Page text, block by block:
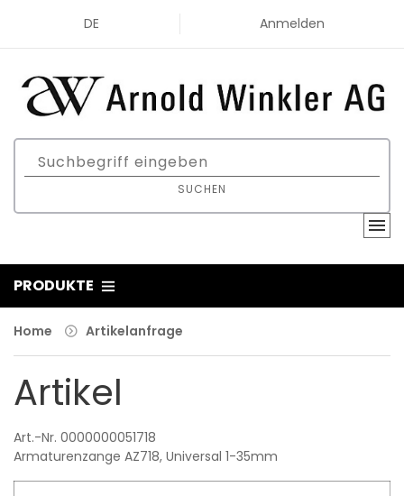
DE Anmelden
SUCHEN
PRODUKTE
Home Artikelanfrage
Artikel
Art.-Nr. 0000000051718
Armaturenzange AZ718, Universal 1-35mm